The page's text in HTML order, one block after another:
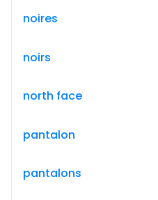
noires
noirs
north face
pantalon
pantalons